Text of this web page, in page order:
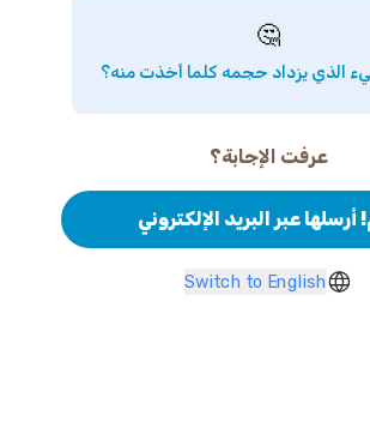
🤔
الذي يزداد حجمه كلما أخذت منه؟
عرفت الإجابة؟
أرسلها عبر البريد الإلكتروني
Switch to English